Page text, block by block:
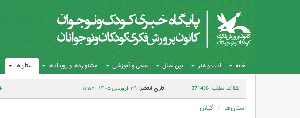
خانه ادب و هنر بین‌الملل علمی و آموزشی جشنواره‌ها و رویدادها استان‌ها
کد مطلب: 371436 تاریخ انتشار:۲۹ فروردین ۱۴۰۵ - ۱۱:۵۸
استان‌ها گیلان